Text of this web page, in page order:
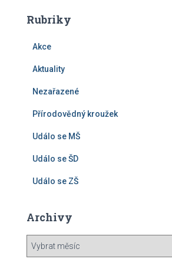
Rubriky
Akce
Aktuality
Nezařazené
Přírodovědný kroužek
Událo se MŠ
Událo se ŠD
Událo se ZŠ
Archivy